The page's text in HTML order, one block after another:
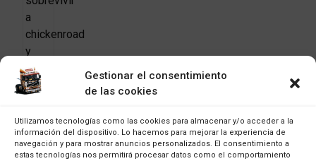
Gestionar el consentimiento
de las cookies
Utilizamos tecnologías como las cookies para almacenar y/o acceder a la
información del dispositivo. Lo hacemos para mejorar la experiencia de
navegación y para mostrar anuncios personalizados. El consentimiento a
estas tecnologías nos permitirá procesar datos como el comportamiento